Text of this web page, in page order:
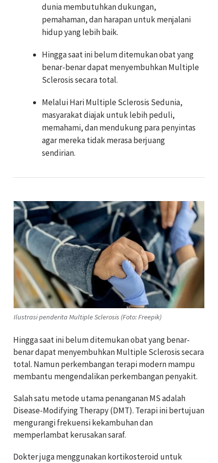
dunia membutuhkan dukungan,
pemahaman, dan harapan untuk menjalani
hidup yang lebih baik.
Hingga saat ini belum ditemukan obat yang
benar-benar dapat menyembuhkan Multiple
Sclerosis secara total.
Melalui Hari Multiple Sclerosis Sedunia,
masyarakat diajak untuk lebih peduli,
memahami, dan mendukung para penyintas
agar mereka tidak merasa berjuang
sendirian.
Ilustrasi penderita Multiple Sclerosis (Foto: Freepik)
Hingga saat ini belum ditemukan obat yang benar-
benar dapat menyembuhkan Multiple Sclerosis secara
total. Namun perkembangan terapi modern mampu
membantu mengendalikan perkembangan penyakit.
Salah satu metode utama penanganan MS adalah
Disease-Modifying Therapy (DMT). Terapi ini bertujuan
mengurangi frekuensi kekambuhan dan
memperlambat kerusakan saraf.
Dokter juga menggunakan kortikosteroid untuk